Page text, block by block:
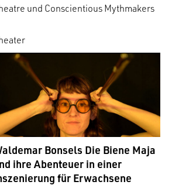
und Conscientious Mythmakers
Bonsels Die Biene Maja
ihre Abenteuer in einer
für Erwachsene